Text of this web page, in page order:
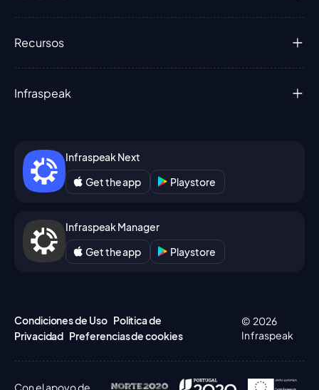
Recursos
Infraspeak
Infraspeak Next
Get the app
Playstore
Infraspeak Manager
Get the app
Playstore
Condiciones de Uso Politica de
Privacidad Preferencias de cookies
© 2026
Infraspeak
Con el apoyo de